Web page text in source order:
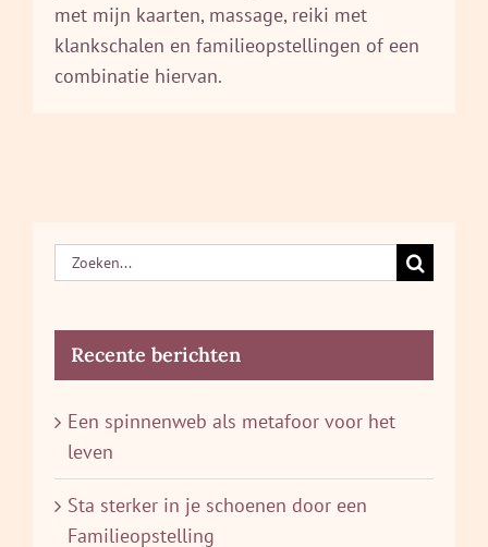
met mijn kaarten, massage, reiki met
klankschalen en familieopstellingen of een
combinatie hiervan.
Zoeken
naar:
Recente berichten
Een spinnenweb als metafoor voor het
leven
Sta sterker in je schoenen door een
Familieopstelling